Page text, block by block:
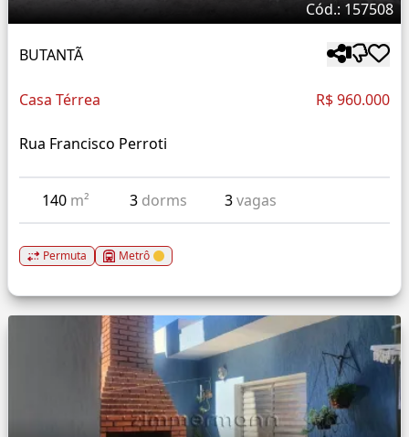
Cód.: 157508
BUTANTÃ
Casa Térrea R$ 960.000
Rua Francisco Perroti
140 m² 3 dorms 3vagas
Permuta Metrô